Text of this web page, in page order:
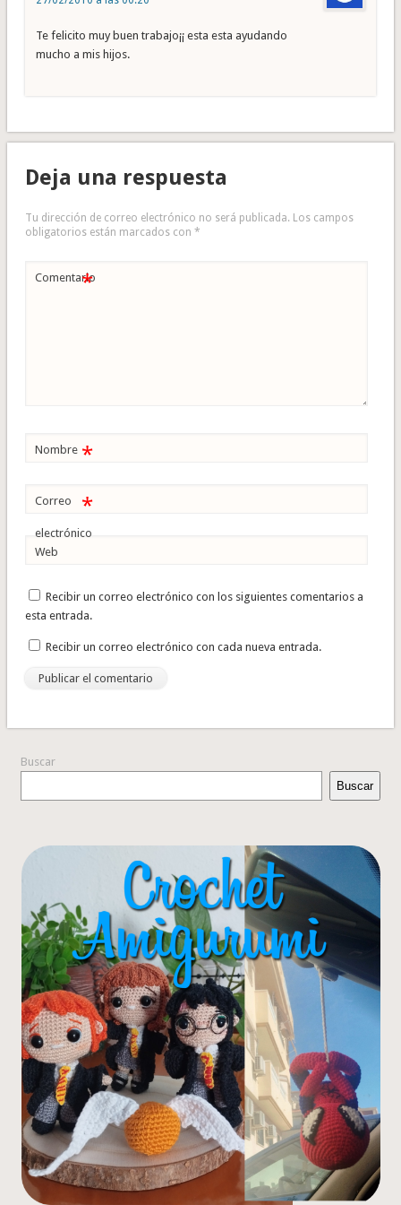
Te felicito muy buen trabajo¡¡ esta esta ayudando
mucho a mis hijos.
Deja una respuesta
Tu dirección de correo electrónico no será publicada. Los campos
obligatorios están marcados con *
Comentario
*
Nombre *
Correo
electrónico
*
Web
Recibir un correo electrónico con los siguientes comentarios a
esta entrada.
Recibir un correo electrónico con cada nueva entrada.
Buscar
Buscar